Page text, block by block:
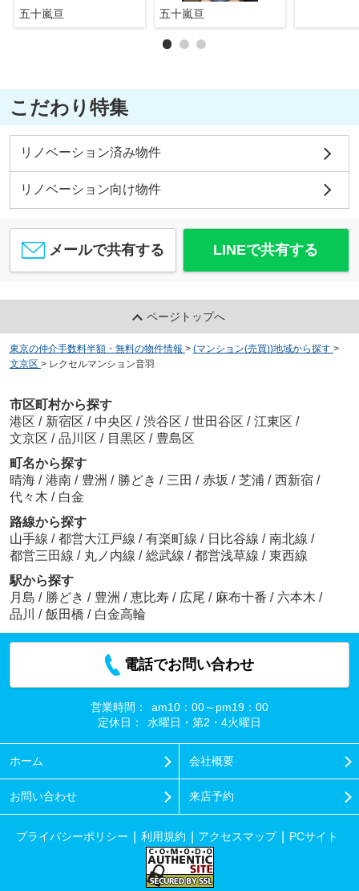
五十嵐亘 五十嵐亘
こだわり特集
リノベーション済み物件
リノベーション向け物件
メールで共有する LINEで共有する
ページトップへ
東京の仲介手数料半額・無料の物件情報 > (マンション(売買))地域から探す >
文京区 > レクセルマンション音羽
市区町村から探す
港区 / 新宿区 / 中央区 / 渋谷区 / 世田谷区 / 江東区 /
文京区 / 品川区 / 目黒区 / 豊島区
町名から探す
晴海 / 港南 / 豊洲 / 勝どき / 三田 / 赤坂 / 芝浦 / 西新宿 /
代々木 / 白金
路線から探す
山手線 / 都営大江戸線 / 有楽町線 / 日比谷線 / 南北線 /
都営三田線 / 丸ノ内線 / 総武線 / 都営浅草線 / 東西線
駅から探す
月島 / 勝どき / 豊洲 / 恵比寿 / 広尾 / 麻布十番 / 六本木 /
品川
/ 飯田橋 / 白金高輪
電話でお問い合わせ
営業時間：
am10：00～pm19：00
定休日：
水曜日・第2・4火曜日
ホーム 会社概要
お問い合わせ 来店予約
プライバシーポリシー 利用規約 アクセスマップ PCサイト